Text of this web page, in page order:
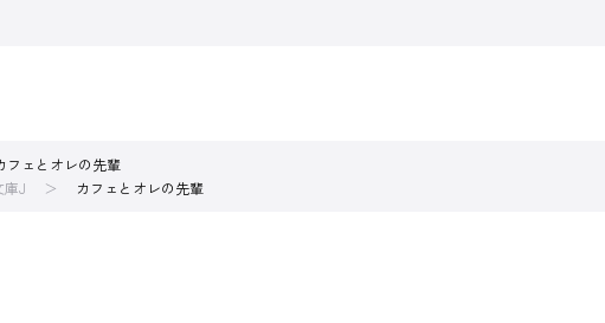
フェとオレの先輩
庫J
カフェとオレの先輩